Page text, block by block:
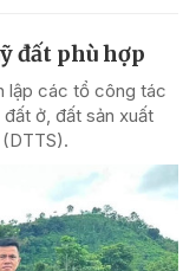
đất phù hợp
lập các tổ công tác
ở, đất sản xuất